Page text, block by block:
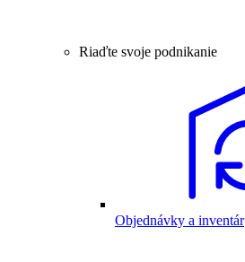
Riaďte svoje podnikanie
Objednávky a inventár